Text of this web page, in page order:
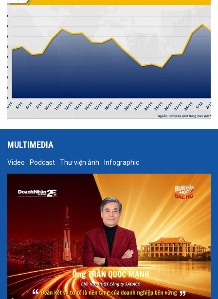
MULTIMEDIA
Video Podcast Thư viện ảnh Infographic